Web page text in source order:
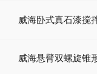
威海卧式真石漆搅
威海悬臂双螺旋锥